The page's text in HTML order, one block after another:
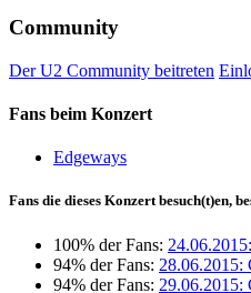
Community
Der U2 Community beitreten
Fans beim Konzert
Edgeways
Fans die dieses Konzert besuch(t)en,
100% der Fans:
94% der Fans: 28.06.2015:
94% der Fans: 29.06.2015: